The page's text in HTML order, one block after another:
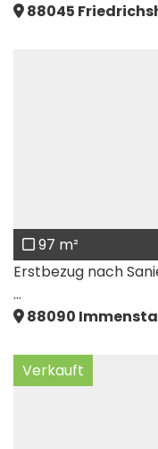
88045
97 m²
Erstbezug nach
...
88090
Verkauft